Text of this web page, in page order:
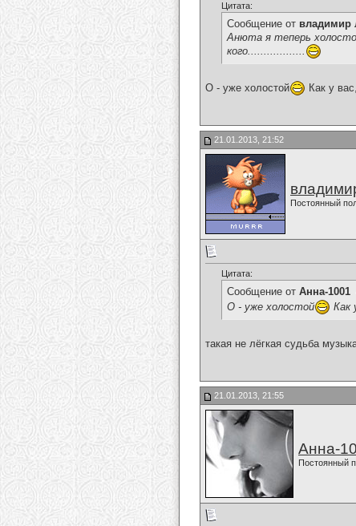
Цитата:
Сообщение от владимир
Анюта я теперь
кого..................
О - уже холостой Как у
21.01.2013, 21:52
Постоянный
Цитата:
Сообщение от Анна-1001
О - уже холостой
Как
такая не лёгкая судьба
21.01.2013, 21:55
Анна-
Постоянный